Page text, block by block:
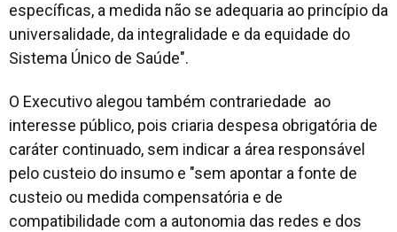
específicas, a medida não se adequaria ao princípio da
universalidade, da integralidade e da equidade do
Sistema Único de Saúde".
O Executivo alegou também contrariedade ao
interesse público, pois criaria despesa obrigatória de
caráter continuado, sem indicar a área responsável
pelo custeio do insumo e "sem apontar a fonte de
custeio ou medida compensatória e de
compatibilidade com a autonomia das redes e dos